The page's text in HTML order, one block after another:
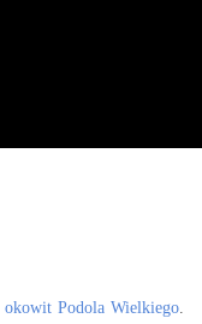
okowit Podola Wielkiego